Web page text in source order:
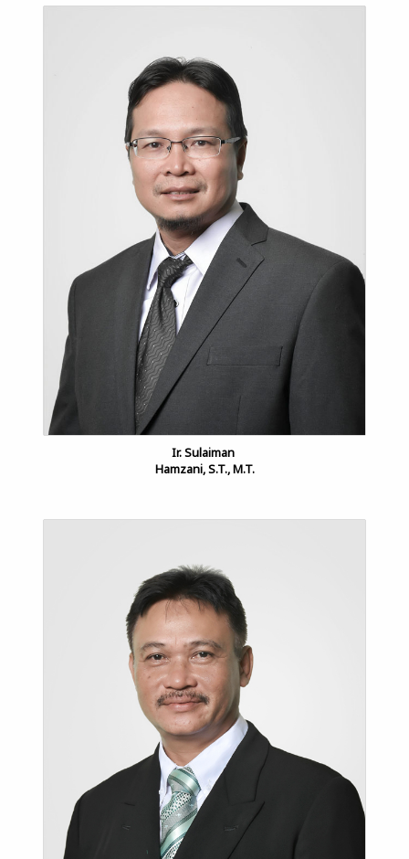
Ir. Sulaiman
Hamzani, S.T., M.T.